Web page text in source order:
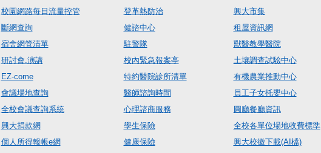
校園網路每日流量控管
斷網查詢
宿舍網管清單
研討會.演講
EZ-come
會議場地查詢
全校會議查詢系統
興大捐款網
個人所得報帳e網
登革熱防治
健諮中心
駐警隊
校內緊急報案亭
特約醫院診所清單
醫師諮詢時間
心理諮商服務
學生保險
健康保險
興大市集
租屋資訊網
獸醫教學醫院
土壤調查試驗中心
有機農業推動中心
員工子女托嬰中心
圓廳餐廳資訊
全校各單位場地收費標準
興大校徽下載(AI檔)